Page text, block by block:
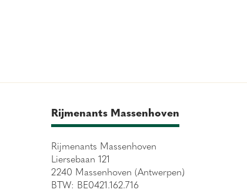
Rijmenants Massenhoven
Rijmenants Massenhoven
Liersebaan 121
2240 Massenhoven (Antwerpen)
BTW: BE0421.162.716